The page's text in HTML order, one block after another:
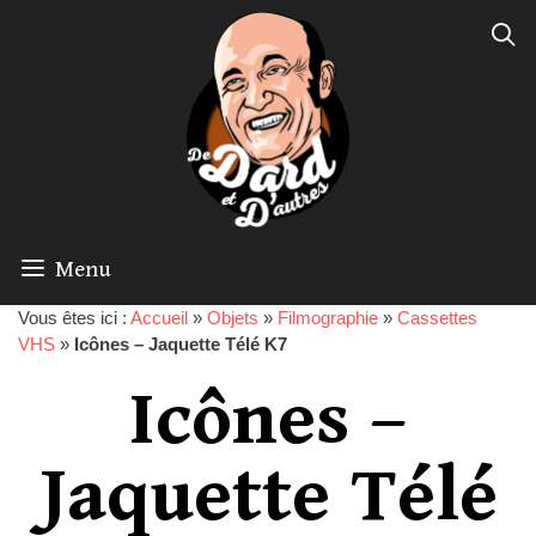
Menu
Vous êtes ici : Accueil » Objets » Filmographie » Cassettes
VHS » Icônes – Jaquette Télé K7
Icônes –
Jaquette Télé